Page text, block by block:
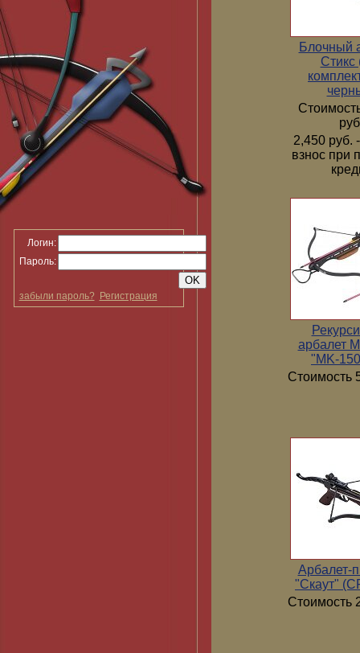
Логин:
Пароль:
забыли пароль? Регистрация
Блочный
Стикс
2,450 руб.
взнос при
арбалет
"MK-
Стоимость
Арбалет-
"Скаут"
Стоимость